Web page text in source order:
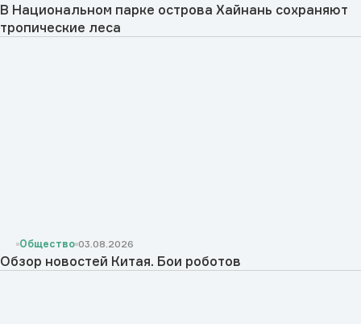
В Национальном парке острова Хайнань сохраняют
тропические леса
Общество 03.08.2026
Обзор новостей Китая. Бои роботов